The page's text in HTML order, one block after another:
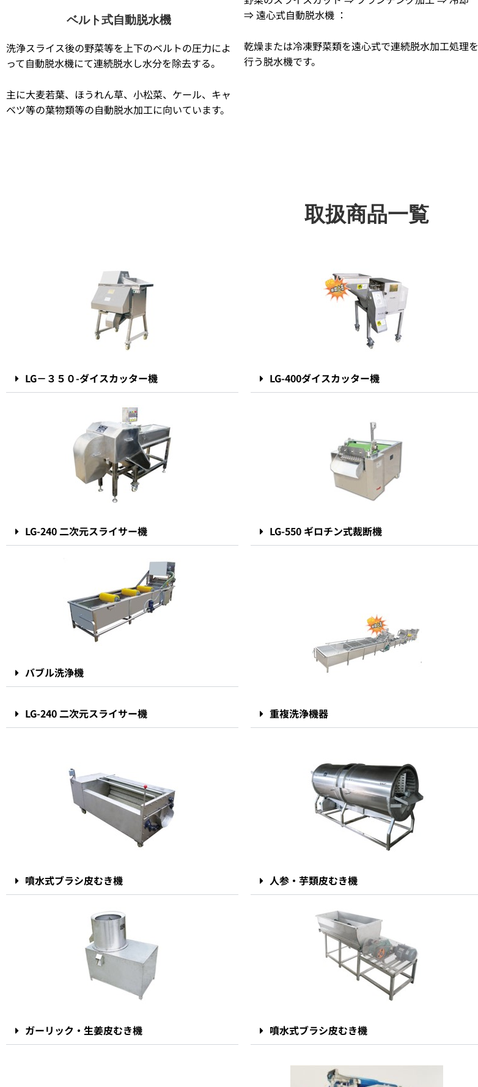
ベルト式自動脱水機
洗浄スライス後の野菜等を上下のベルトの圧力によ
って自動脱水機にて連続脱水し水分を除去する。
主に大麦若葉、ほうれん草、小松菜、ケール、キャ
ベツ等の葉物類等の自動脱水加工に向いています。
⇒ 遠心式自動脱水機 ：
乾燥または冷凍野菜類を遠心式で連続脱水加工処理を
行う脱水機です。
取扱商品一覧
LG－３５０-ダイスカッター機 LG-400ダイスカッター機
LG-240 二次元スライサー機 LG-550 ギロチン式裁断機
バブル洗浄機
LG-240 二次元スライサー機 重複洗浄機器
噴水式ブラシ皮むき機 人参・芋類皮むき機
ガーリック・生姜皮むき機 噴水式ブラシ皮むき機